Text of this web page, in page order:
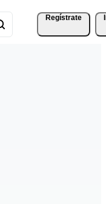
Regístrate